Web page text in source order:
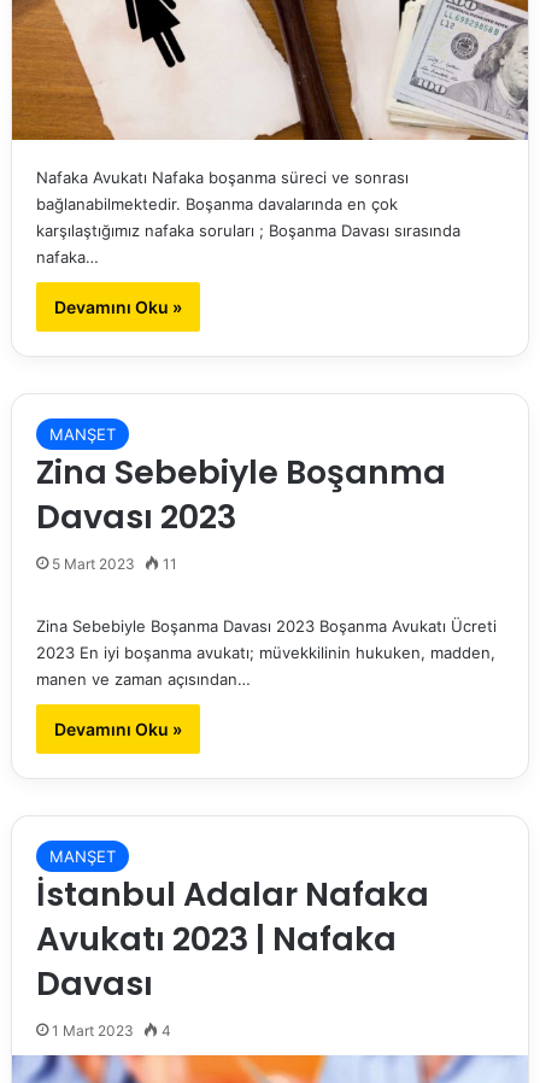
Nafaka Avukatı Nafaka boşanma süreci ve sonrası
bağlanabilmektedir. Boşanma davalarında en çok
karşılaştığımız nafaka soruları ; Boşanma Davası sırasında
nafaka…
Devamını Oku »
MANŞET
Zina Sebebiyle Boşanma
Davası 2023
5 Mart 2023 11
Zina Sebebiyle Boşanma Davası 2023 Boşanma Avukatı Ücreti
2023 En iyi boşanma avukatı; müvekkilinin hukuken, madden,
manen ve zaman açısından…
Devamını Oku »
MANŞET
İstanbul Adalar Nafaka
Avukatı 2023 | Nafaka
Davası
1 Mart 2023 4